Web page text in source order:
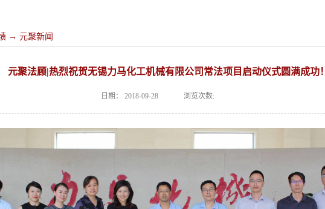
→ 元聚新闻
元聚法顾|热烈祝贺无锡力马化工机械有限公司常法项目启动仪式圆满成功！
日期： 2018-09-28 浏览次数: